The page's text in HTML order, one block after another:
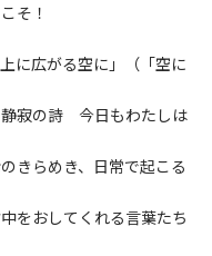
そ！
に広がる空に」（「空に
寂の詩 今日もわたしは
きらめき、日常で起こる
をおしてくれる言葉たち